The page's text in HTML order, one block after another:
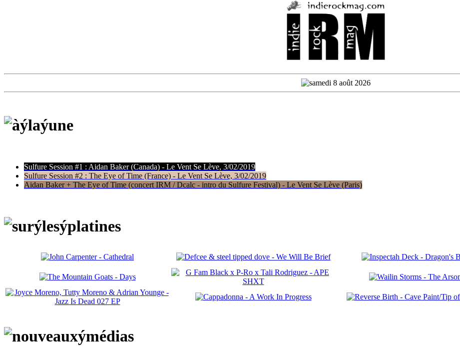
Sulfure Session #1 : Aidan Baker (Canada) - Le Vent Se Lève, 3/02/2019
Sulfure Session #2 : The Eye of Time (France) - Le Vent Se Lève, 3/02/2019
Aidan Baker + The Eye of Time (concert IRM / Dcalc - intro du Sulfure Festival) - Le Vent Se Lève (Paris)